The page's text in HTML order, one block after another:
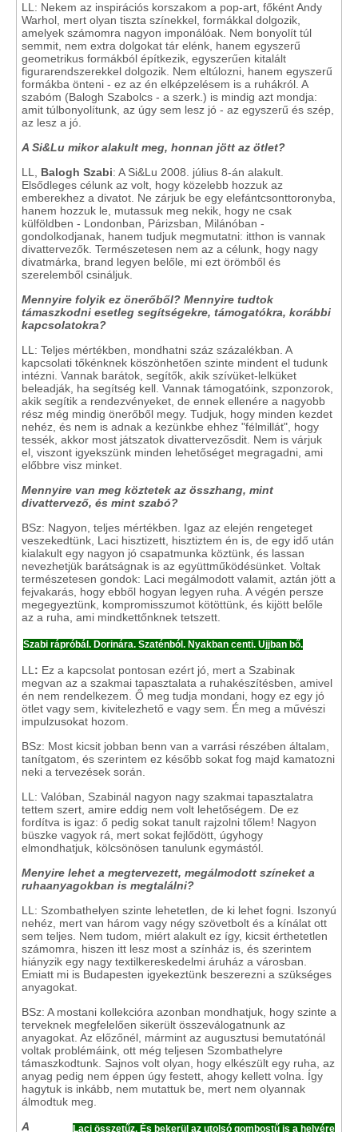
LL: Nekem az inspirációs korszakom a pop-art, főként Andy
Warhol, mert olyan tiszta színekkel, formákkal dolgozik,
amelyek számomra nagyon imponálóak. Nem bonyolít túl
semmit, nem extra dolgokat tár elénk, hanem egyszerű
geometrikus formákból építkezik, egyszerűen kitalált
figurarendszerekkel dolgozik. Nem eltúlozni, hanem egyszerű
formákba önteni - ez az én elképzelésem is a ruhákról. A
szabóm (Balogh Szabolcs - a szerk.) is mindig azt mondja:
amit túlbonyolítunk, az úgy sem lesz jó - az egyszerű és szép,
az lesz a jó.
A Si&Lu mikor alakult meg, honnan jött az ötlet?
LL, Balogh Szabi: A Si&Lu 2008. július 8-án alakult.
Elsődleges célunk az volt, hogy közelebb hozzuk az
emberekhez a divatot. Ne zárjuk be egy elefántcsonttoronyba,
hanem hozzuk le, mutassuk meg nekik, hogy ne csak
külföldben - Londonban, Párizsban, Milánóban -
gondolkodjanak, hanem tudjuk megmutatni: itthon is vannak
divattervezők. Természetesen nem az a célunk, hogy nagy
divatmárka, brand legyen belőle, mi ezt örömből és
szerelemből csináljuk.
Mennyire folyik ez önerőből? Mennyire tudtok
támaszkodni esetleg segítségekre, támogatókra, korábbi
kapcsolatokra?
LL: Teljes mértékben, mondhatni száz százalékban. A
kapcsolati tőkénknek köszönhetően szinte mindent el tudunk
intézni. Vannak barátok, segítők, akik szívüket-lelküket
beleadják, ha segítség kell. Vannak támogatóink, szponzorok,
akik segítik a rendezvényeket, de ennek ellenére a nagyobb
rész még mindig önerőből megy. Tudjuk, hogy minden kezdet
nehéz, és nem is adnak a kezünkbe ehhez "félmillát", hogy
tessék, akkor most játszatok divattervezősdit. Nem is várjuk
el, viszont igyekszünk minden lehetőséget megragadni, ami
előbbre visz minket.
Mennyire van meg köztetek az összhang, mint
divattervező, és mint szabó?
BSz: Nagyon, teljes mértékben. Igaz az elején rengeteget
veszekedtünk, Laci hisztizett, hisztiztem én is, de egy idő után
kialakult egy nagyon jó csapatmunka köztünk, és lassan
nevezhetjük barátságnak is az együttműködésünket. Voltak
természetesen gondok: Laci megálmodott valamit, aztán jött a
fejvakarás, hogy ebből hogyan legyen ruha. A végén persze
megegyeztünk, kompromisszumot kötöttünk, és kijött belőle
az a ruha, ami mindkettőnknek tetszett.
Szabi rápróbál. Dorinára. Szaténból. Nyakban centi. Ujjban bő.
LL : Ez a kapcsolat pontosan ezért jó, mert a Szabinak
megvan az a szakmai tapasztalata a ruhakészítésben, amivel
én nem rendelkezem. Ő meg tudja mondani, hogy ez egy jó
ötlet vagy sem, kivitelezhető e vagy sem. Én meg a művészi
impulzusokat hozom.
BSz: Most kicsit jobban benn van a varrási részében általam,
tanítgatom, és szerintem ez később sokat fog majd kamatozni
neki a tervezések során.
LL: Valóban, Szabinál nagyon nagy szakmai tapasztalatra
tettem szert, amire eddig nem volt lehetőségem. De ez
fordítva is igaz: ő pedig sokat tanult rajzolni tőlem! Nagyon
büszke vagyok rá, mert sokat fejlődött, úgyhogy
elmondhatjuk, kölcsönösen tanulunk egymástól.
Menyire lehet a megtervezett, megálmodott színeket a
ruhaanyagokban is megtalálni?
LL: Szombathelyen szinte lehetetlen, de ki lehet fogni. Iszonyú
nehéz, mert van három vagy négy szövetbolt és a kínálat ott
sem teljes. Nem tudom, miért alakult ez így, kicsit érthetetlen
számomra, hiszen itt lesz most a színház is, és szerintem
hiányzik egy nagy textilkereskedelmi áruház a városban.
Emiatt mi is Budapesten igyekeztünk beszerezni a szükséges
anyagokat.
BSz: A mostani kollekcióra azonban mondhatjuk, hogy szinte a
terveknek megfelelően sikerült összeválogatnunk az
anyagokat. Az előzőnél, mármint az augusztusi bemutatónál
voltak problémáink, ott még teljesen Szombathelyre
támaszkodtunk. Sajnos volt olyan, hogy elkészült egy ruha, az
anyag pedig nem éppen úgy festett, ahogy kellett volna. Így
hagytuk is inkább, nem mutattuk be, mert nem olyannak
álmodtuk meg.
Laci összetűz. És bekerül az utolsó gombostű is a helyére
A